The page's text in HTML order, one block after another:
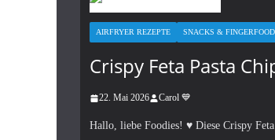
AIRFRYER REZEPTE SNACKS & FINGERFOOD
Crispy Feta Pasta
22. Mai 2026 Carol 💙
Hallo, liebe Foodies! ♥︎ Diese Crispy Feta